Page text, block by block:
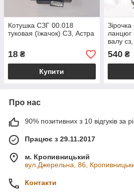
Котушка СЗГ 00.018
туковая (їжачок) СЗ, Астра
18 ₴
Купити
ланцюг
валу
540₴
Про нас
90% позитивних з 10 відгуків за
Працює з 29.11.2017
м. Кропивницький
вул.Джерельна, 86,
Контакти